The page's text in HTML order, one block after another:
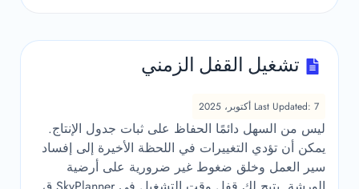
تشغيل القفل الزمني
Last Updated: 7 أكتوبر، 2025
ليس من السهل دائمًا الحفاظ على ثبات جدول الإنتاج.
يمكن أن تؤدي التغييرات في اللحظة الأخيرة إلى إفساد
سير العمل وخلق ضغوط غير ضرورية على أرضية